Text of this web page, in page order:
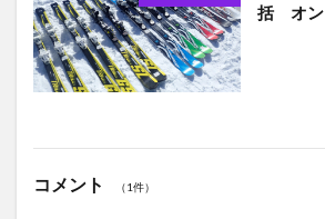
括 オン
コメント （1件）